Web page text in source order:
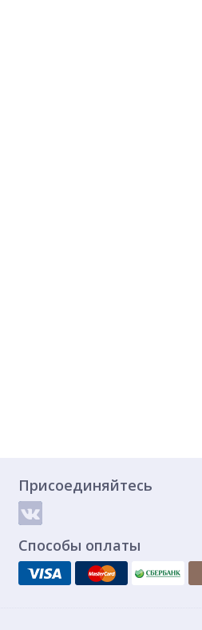
Присоединяйтесь
Способы оплаты